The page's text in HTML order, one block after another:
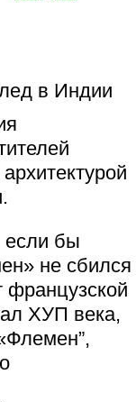
если бы
не сбился
французской
ХУП века,